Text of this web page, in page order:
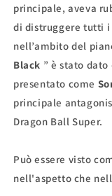
principale, aveva
di distruggere tutti
nell’ambito del
Black ” è stato dato
presentato come
principale
Dragon Ball Super.
Può essere visto
nell'aspetto che